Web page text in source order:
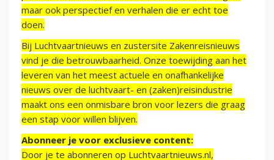
maar ook perspectief en verhalen die er echt toe
doen.
Bij Luchtvaartnieuws en zustersite Zakenreisnieuws
vind je die betrouwbaarheid. Onze toewijding aan het
leveren van het meest actuele en onafhankelijke
nieuws over de luchtvaart- en (zaken)reisindustrie
maakt ons een onmisbare bron voor lezers die graag
een stap voor willen blijven.
Abonneer je voor exclusieve content:
Door je te abonneren op Luchtvaartnieuws.nl,